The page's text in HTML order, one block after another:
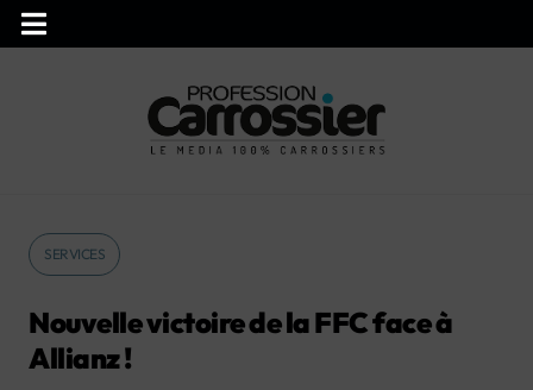
SERVICES
Nouvelle victoire de la FFC face à
Allianz !